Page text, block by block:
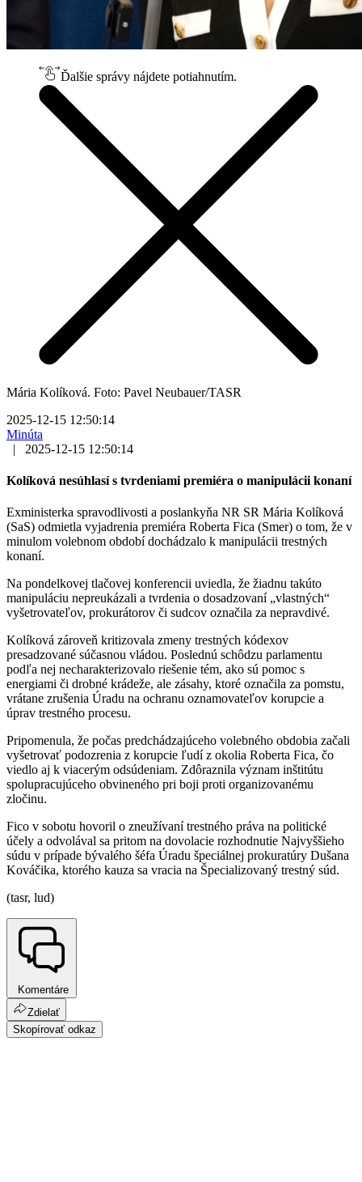
Ďalšie správy nájdete potiahnutím.
Mária Kolíková. Foto: Pavel Neubauer/TASR
2025-12-15 12:50:14
Minúta
|
2025-12-15 12:50:14
Kolíková nesúhlasí s tvrdeniami premiéra o manipulácii konaní
Exministerka spravodlivosti a poslankyňa NR SR Mária Kolíková
(SaS) odmietla vyjadrenia premiéra Roberta Fica (Smer) o tom, že v
minulom volebnom období dochádzalo k manipulácii trestných
konaní.
Na pondelkovej tlačovej konferencii uviedla, že žiadnu takúto
manipuláciu nepreukázali a tvrdenia o dosadzovaní „vlastných“
vyšetrovateľov, prokurátorov či sudcov označila za nepravdivé.
Kolíková zároveň kritizovala zmeny trestných kódexov
presadzované súčasnou vládou. Poslednú schôdzu parlamentu
podľa nej necharakterizovalo riešenie tém, ako sú pomoc s
energiami či drobné krádeže, ale zásahy, ktoré označila za pomstu,
vrátane zrušenia Úradu na ochranu oznamovateľov korupcie a
úprav trestného procesu.
Pripomenula, že počas predchádzajúceho volebného obdobia začali
vyšetrovať podozrenia z korupcie ľudí z okolia Roberta Fica, čo
viedlo aj k viacerým odsúdeniam. Zdôraznila význam inštitútu
spolupracujúceho obvineného pri boji proti organizovanému
zločinu.
Fico v sobotu hovoril o zneužívaní trestného práva na politické
účely a odvolával sa pritom na dovolacie rozhodnutie Najvyššieho
súdu v prípade bývalého šéfa Úradu špeciálnej prokuratúry Dušana
Kováčika, ktorého kauza sa vracia na Špecializovaný trestný súd.
(tasr, lud)
Komentáre
Zdielať
Skopírovať odkaz